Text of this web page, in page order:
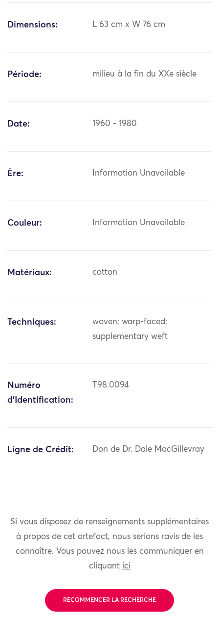
Dimensions: L 63 cm x W 76 cm
Période: milieu à la fin du XXe siècle
Date: 1960 - 1980
Ère: Information Unavailable
Couleur: Information Unavailable
Matériaux: cotton
Techniques:
woven; warp-faced;
supplementary weft
Numéro
d'Identification:
T98.0094
Ligne de Crédit: Don de Dr. Dale MacGillevray
Si vous disposez de renseignements supplémentaires
à propos de cet artefact, nous serions ravis de les
connaître. Vous pouvez nous les communiquer en
cliquant ici
RECOMMENCER LA RECHERCHE